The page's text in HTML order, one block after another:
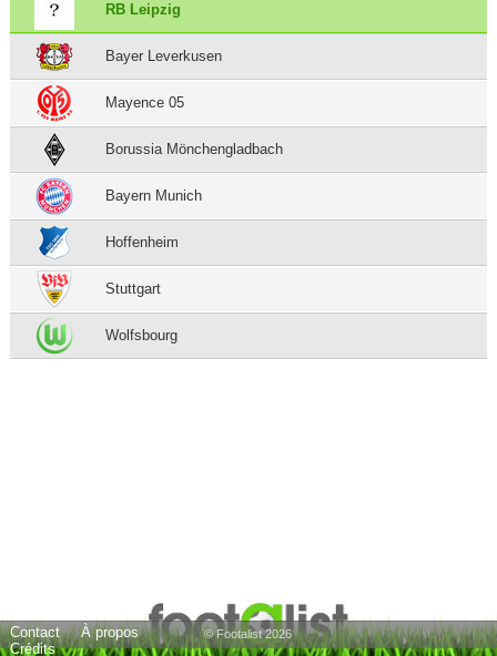
RB Leipzig
Bayer Leverkusen
Mayence 05
Borussia Mönchengladbach
Bayern Munich
Hoffenheim
Stuttgart
Wolfsbourg
Contact
À propos
Crédits
© Footalist 2026